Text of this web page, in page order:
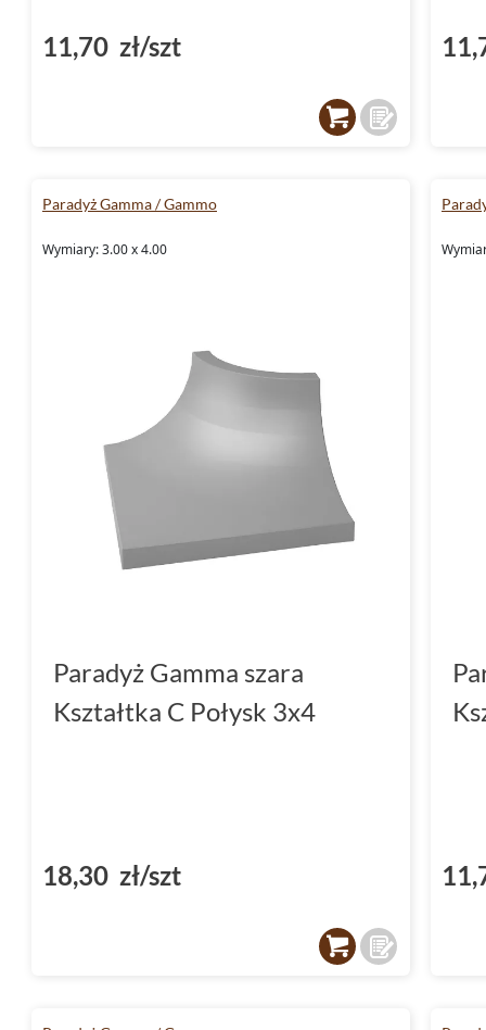
11,70 zł/szt
Paradyż Gamma / Gammo
Wymiary: 3.00 x 4.00
Paradyż Gamma szara
Kształtka C Połysk 3x4
18,30 zł/szt